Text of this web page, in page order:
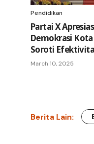
Pendidikan
Partai X
Demokrasi
Soroti
March 10, 2025
Berita Lain: